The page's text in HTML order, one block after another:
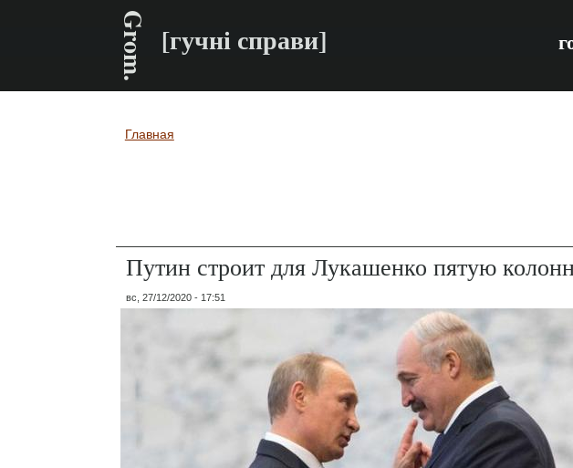
Grom. [гучні справи]
Вы здесь
Главная
Путин строит для Лукашенко пятую
вс, 27/12/2020 - 17:51